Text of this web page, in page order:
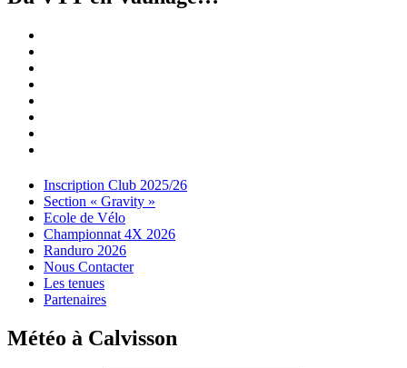
Menu
Widgets
Recherche
Aller
contenu
Inscription Club 2025/26
Section « Gravity »
Ecole de Vélo
Championnat 4X 2026
Randuro 2026
Nous Contacter
Les tenues
Partenaires
Météo à Calvisson